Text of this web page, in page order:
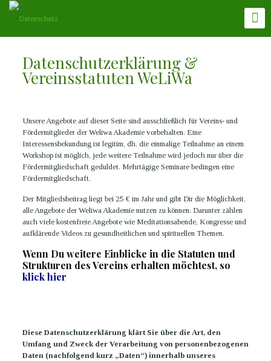
Datenschutzerklärung &
Vereinsstatuten WeLiWa
Unsere Angebote auf dieser Seite sind ausschließlich für Vereins- und
Fördermitglieder der Weliwa Akademie vorbehalten. Eine
Interessensbekundung ist legitim, dh. die einmalige Teilnahme an einem
Workshop ist möglich, jede weitere Teilnahme wird jedoch nur über die
Fördermitgliedschaft geduldet. Mehrtägige Seminare bedingen eine
Fördermitgliedschaft.
Der Mitgliedsbeitrag liegt bei 25 € im Jahr und gibt Dir die Möglichkeit,
alle Angebote der Weliwa Akademie nutzen zu können. Darunter zählen
auch viele kostenfreie Angebote wie Meditationsabende, Kongresse und
aufklärende Videos zu gesundheitlichen und spirituellen Themen.
Wenn Du weitere Einblicke in die Statuten und
Strukturen des Vereins erhalten möchtest, so
klick hier
Diese Datenschutzerklärung klärt Sie über die Art, den
Umfang und Zweck der Verarbeitung von personenbezogenen
Daten (nachfolgend kurz „Daten“) innerhalb unseres